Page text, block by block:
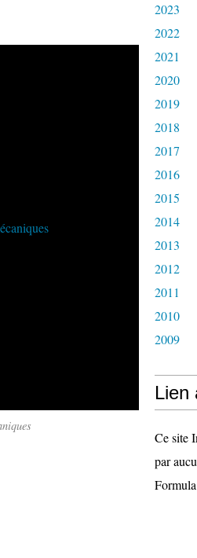
2023
2022
2021
2020
2019
2018
2017
2016
2015
2014
2013
2012
2011
2010
2009
Lien
Ce site
par